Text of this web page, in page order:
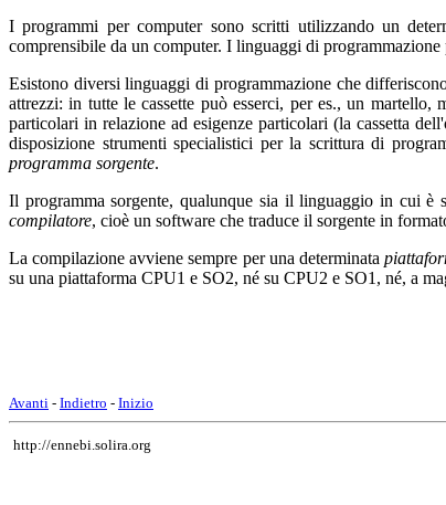
I programmi per computer sono scritti utilizzando un
comprensibile da un computer. I linguaggi di
Esistono diversi linguaggi di programmazione che
attrezzi: in tutte le cassette può esserci, per es., un martello,
particolari in relazione ad esigenze particolari (la cassetta
disposizione strumenti specialistici per la scrittura di
programma sorgente.
Il programma sorgente, qualunque sia il linguaggio in cui è
compilatore, cioè un software che traduce il sorgente in
La compilazione avviene sempre per una determinata
su una piattaforma CPU1 e SO2, né su CPU2 e SO1, né, a
Avanti - Indietro - Inizio
http://ennebi.solira.org